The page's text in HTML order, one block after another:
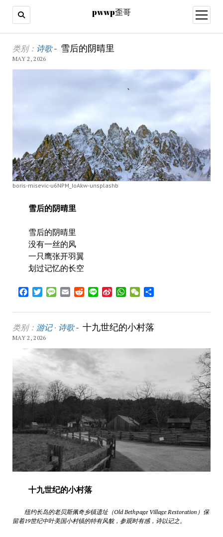
pwwp歪哥
open
menu
类别： 诗歌- 雪后的阴晴里
MAY 2, 2026
boris-misevic-u6NPM_IoAkw-unsplashb
雪后的阴晴里
雪后的阴晴里
没有一丝的风
一只鹰张开羽翼
划过记忆的长空
Facebook
TwitterMessageEmailRedditLine Sina WhatsApp
WeChat
类别： 游记· 诗歌- 十九世纪的小村落
MAY 2, 2026
十九世纪的小村落
纽约长岛的老贝斯佩奇乡镇遗址（Old Bethpage Village Restoration）保
留着19世纪中叶美国小村镇的特有风貌，参观时有感，诗以记之。